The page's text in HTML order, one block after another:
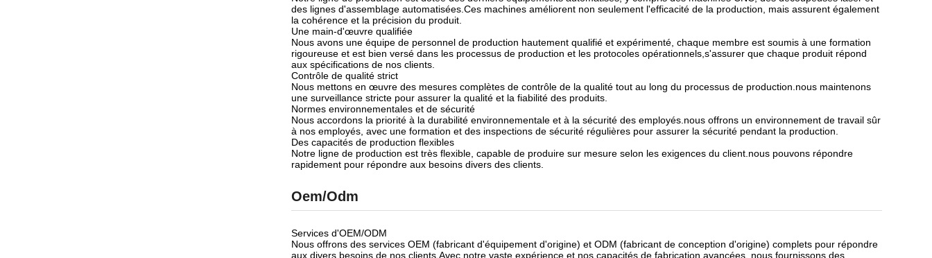
des lignes d'assemblage automatisées.Ces machines améliorent non seulement l'efficacité de la production, mais assurent également
la cohérence et la précision du produit.
Une main-d'œuvre qualifiée
Nous avons une équipe de personnel de production hautement qualifié et expérimenté, chaque membre est soumis à une formation
rigoureuse et est bien versé dans les processus de production et les protocoles opérationnels,s'assurer que chaque produit répond
aux spécifications de nos clients.
Contrôle de qualité strict
Nous mettons en œuvre des mesures complètes de contrôle de la qualité tout au long du processus de production.nous maintenons
une surveillance stricte pour assurer la qualité et la fiabilité des produits.
Normes environnementales et de sécurité
Nous accordons la priorité à la durabilité environnementale et à la sécurité des employés.nous offrons un environnement de travail sûr
à nos employés, avec une formation et des inspections de sécurité régulières pour assurer la sécurité pendant la production.
Des capacités de production flexibles
Notre ligne de production est très flexible, capable de produire sur mesure selon les exigences du client.nous pouvons répondre
rapidement pour répondre aux besoins divers des clients.
Oem/odm
Services d'OEM/ODM
Nous offrons des services OEM (fabricant d'équipement d'origine) et ODM (fabricant de conception d'origine) complets pour répondre
aux divers besoins de nos clients.Avec notre vaste expérience et nos capacités de fabrication avancées, nous fournissons des